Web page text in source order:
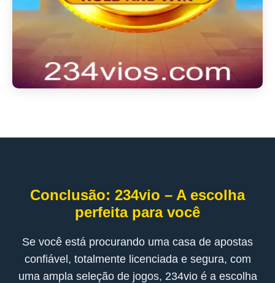
Conclusão: 234vio – A escolha
perfeita para você
Se você está procurando uma casa de apostas
confiável, totalmente licenciada e segura, com
uma ampla seleção de jogos, 234vio é a escolha